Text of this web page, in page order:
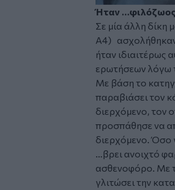
Ήταν
Σε μία άλλη δίκη
Α4)
ήταν
ερωτήσεων λόγω
Με βάση το
παραβιάσει τον
διερχόμενο, τον
προσπάθησε να
διερχόμενο. Όσο
…βρει ανοιχτό
ασθενοφόρο. Με
γλιτώσει την